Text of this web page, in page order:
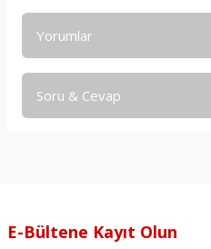
Yorumlar
Soru & Cevap
E-Bültene Kayıt Olun